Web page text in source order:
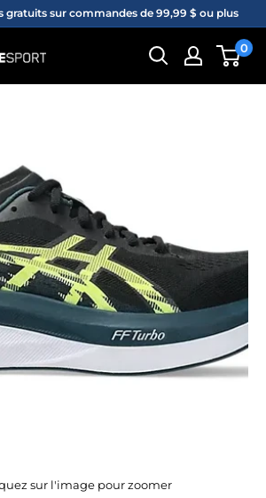
gratuits sur commandes de 99,99 $ ou plus
0
sur l'image pour zoomer